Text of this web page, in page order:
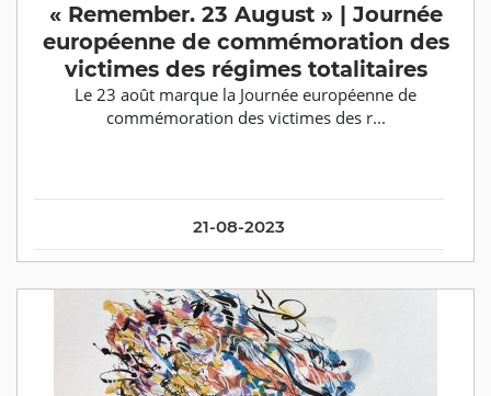
21-08-2023
« Remember. 23 August » | Journée
européenne de commémoration des
victimes des régimes totalitaires
Le 23 août marque la Journée européenne de
commémoration des victimes des r...